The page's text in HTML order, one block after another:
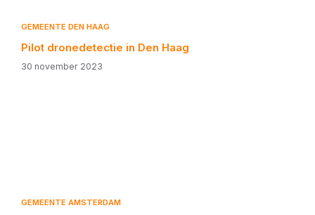
GEMEENTE DEN HAAG
Pilot dronedetectie in Den Haag
30 november 2023
GEMEENTE AMSTERDAM